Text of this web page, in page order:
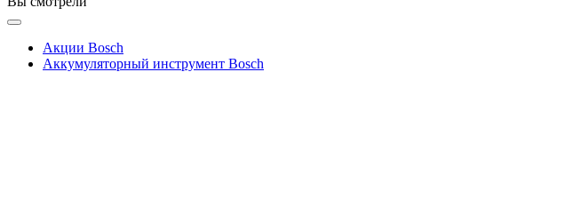
Акции Bosch
Аккумуляторный инструмент Bosch